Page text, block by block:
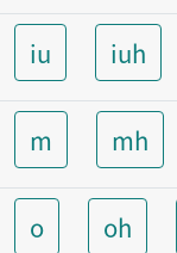
iu iuh
m mh
o oh